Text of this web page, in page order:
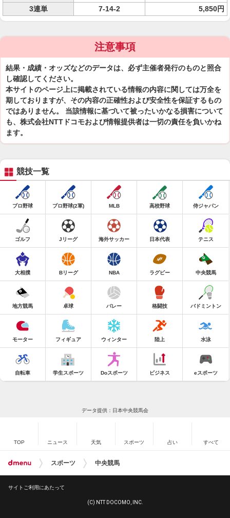
3連単
7-14-2 5,850円
注意事項
結果・成績・オッズなどのデータは、必ず主催者発行のものと照合
し確認してください。
本サイトのページ上に掲載されている情報の内容に関しては万全を
期しておりますが、その内容の正確性および安全性を保証するもの
ではありません。 当該情報に基づいて被ったいかなる損害について
も、株式会社NTTドコモおよび情報提供者は一切の責任を負いかね
ます。
競技一覧
プロ野球 プロ野球(2軍) MLB 高校野球 侍ジャパン
ゴルフ Jリーグ 海外サッカー 日本代表 テニス
大相撲 Bリーグ NBA ラグビー 中央競馬
地方競馬 卓球 バレー 格闘技 バドミントン
モーター フィギュア ウィンター 陸上 水泳
自転車 学生スポーツ Doスポーツ ビジネス eスポーツ
データ提供：日本中央競馬会
TOP ニュース 天気 スポーツ 占い すべて
スポーツ 中央競馬
サイトご利用にあたって
(C) NTT DOCOMO, INC.